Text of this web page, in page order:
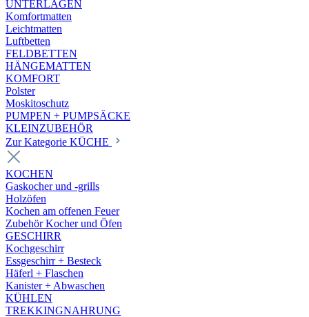
UNTERLAGEN
Komfortmatten
Leichtmatten
Luftbetten
FELDBETTEN
HÄNGEMATTEN
KOMFORT
Polster
Moskitoschutz
PUMPEN + PUMPSÄCKE
KLEINZUBEHÖR
Zur Kategorie KÜCHE
KOCHEN
Gaskocher und -grills
Holzöfen
Kochen am offenen Feuer
Zubehör Kocher und Öfen
GESCHIRR
Kochgeschirr
Essgeschirr + Besteck
Häferl + Flaschen
Kanister + Abwaschen
KÜHLEN
TREKKINGNAHRUNG